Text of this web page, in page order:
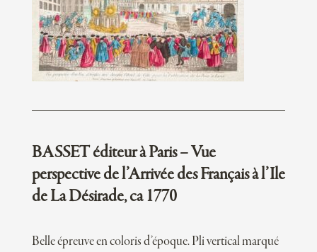
BASSET éditeur à Paris – Vue
perspective de l’Arrivée des Français à l’Ile
de La Désirade, ca 1770
Belle épreuve en coloris d’époque. Pli vertical marqué